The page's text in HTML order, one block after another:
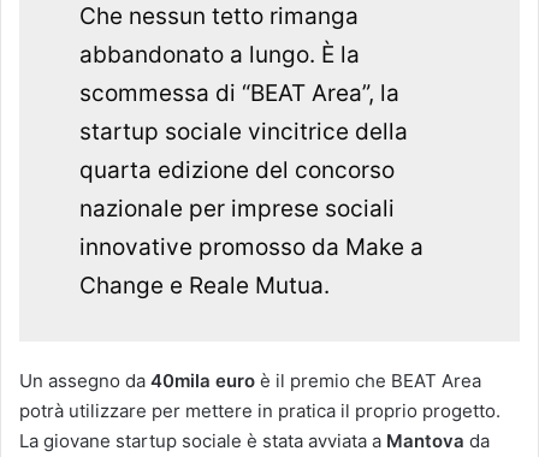
Che nessun tetto rimanga
abbandonato a lungo. È la
scommessa di “BEAT Area”, la
startup sociale vincitrice della
quarta edizione del concorso
nazionale per imprese sociali
innovative promosso da Make a
Change e Reale Mutua.
Un assegno da 40mila euro è il premio che BEAT Area
potrà utilizzare per mettere in pratica il proprio progetto.
La giovane startup sociale è stata avviata a Mantova da